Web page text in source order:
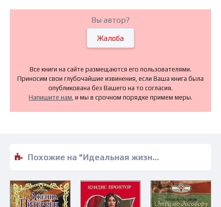
Вы автор?
Жалоба
Все книги на сайте размещаются его пользователями.
Приносим свои глубочайшие извинения, если Ваша книга была
опубликована без Вашего на то согласия.
Напишите нам, и мы в срочном порядке примем меры.
Похожие на "Идеальная жизнь - Даниэла Стил" книги читать бесплатно полные версии